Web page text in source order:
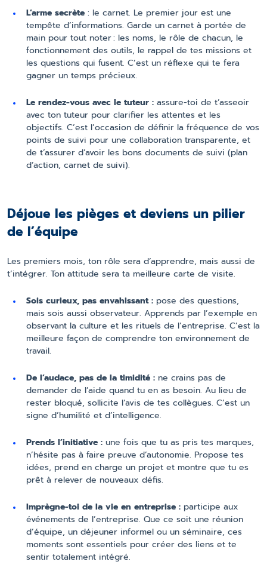
L’arme secrète : le carnet. Le premier jour est une
tempête d’informations. Garde un carnet à portée de
main pour tout noter : les noms, le rôle de chacun, le
fonctionnement des outils, le rappel de tes missions et
les questions qui fusent. C’est un réflexe qui te fera
gagner un temps précieux.
Le rendez-vous avec le tuteur : assure-toi de t’asseoir
avec ton tuteur pour clarifier les attentes et les
objectifs. C’est l’occasion de définir la fréquence de vos
points de suivi pour une collaboration transparente, et
de t’assurer d’avoir les bons documents de suivi (plan
d’action, carnet de suivi).
Déjoue les pièges et deviens un pilier
de l’équipe
Les premiers mois, ton rôle sera d’apprendre, mais aussi de
t’intégrer. Ton attitude sera ta meilleure carte de visite.
Sois curieux, pas envahissant : pose des questions,
mais sois aussi observateur. Apprends par l’exemple en
observant la culture et les rituels de l’entreprise. C’est la
meilleure façon de comprendre ton environnement de
travail.
De l’audace, pas de la timidité : ne crains pas de
demander de l’aide quand tu en as besoin. Au lieu de
rester bloqué, sollicite l’avis de tes collègues. C’est un
signe d’humilité et d’intelligence.
Prends l’initiative : une fois que tu as pris tes marques,
n’hésite pas à faire preuve d’autonomie. Propose tes
idées, prend en charge un projet et montre que tu es
prêt à relever de nouveaux défis.
Imprègne-toi de la vie en entreprise : participe aux
événements de l’entreprise. Que ce soit une réunion
d’équipe, un déjeuner informel ou un séminaire, ces
moments sont essentiels pour créer des liens et te
sentir totalement intégré.